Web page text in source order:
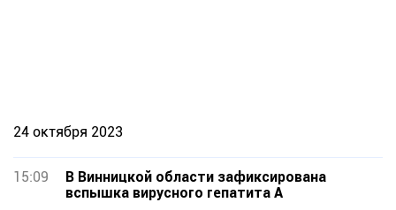
24 октября 2023
15:09
В Винницкой области зафиксирована
вспышка вирусного гепатита А